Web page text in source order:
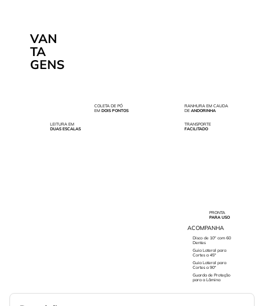
VAN
TA
GENS
COLETA DE PÓ
EM DOIS PONTOS
RANHURA EM CAUDA
DE ANDORINHA
LEITURA EM
DUAS ESCALAS
TRANSPORTE
FACILITADO
PRONTA
PARA USO
ACOMPANHA
Disco de 10" com 60
Dentes
Guia Lateral para
Cortes a 45°
Guia Lateral para
Cortes a 90°
Guarda de Proteção
para a Lâmina